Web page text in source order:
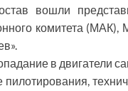
вошли
комитета
в двигатели